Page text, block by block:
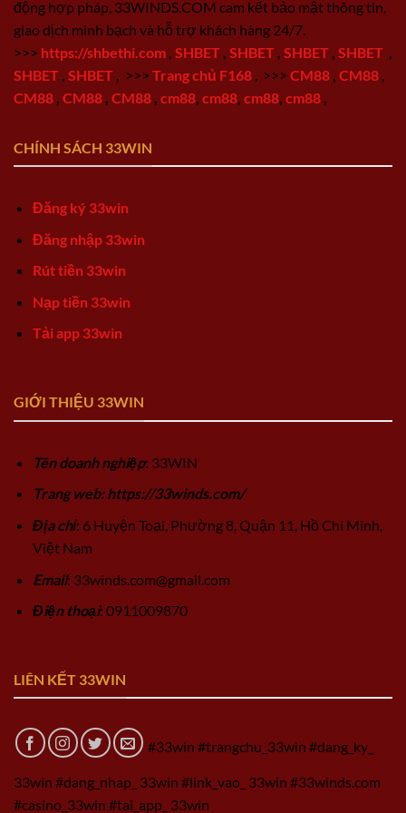
động hợp pháp, 33WINDS.COM cam kết bảo mật thông tin,
giao dịch minh bạch và hỗ trợ khách hàng 24/7.
>>> https://shbethi.com SHBET SHBET SHBET SHBET
SHBET SHBET >>> Trang chủ F168 >>> CM88 CM88
CM88 CM88 CM88 cm88 cm88 cm88 cm88
CHÍNH SÁCH 33WIN
Đăng ký 33win
Đăng nhập 33win
Rút tiền 33win
Nạp tiền 33win
Tải app 33win
GIỚI THIỆU 33WIN
Tên doanh nghiệp: 33WIN
Trang web: https://33winds.com/
Địa chỉ: 6 Huyện Toại, Phường 8, Quận 11, Hồ Chí Minh,
Việt Nam
Email: 33winds.com@gmail.com
Điện thoại: 0911009870
LIÊN KẾT 33WIN
#33win #trangchu_33win #dang_ky_
33win #dang_nhap_ 33win #link_vao_ 33win #33winds.com
#casino_33win #tai_app_ 33win